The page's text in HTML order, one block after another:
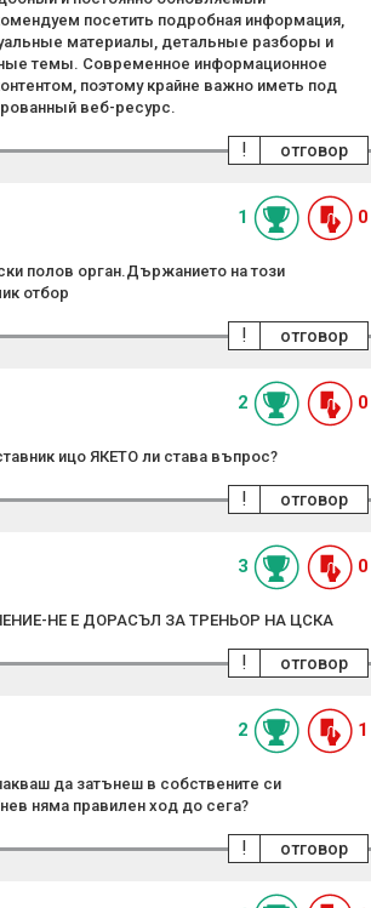
посетить подробная информация,
материалы, детальные разборы и
темы. Современное информационное
поэтому крайне важно иметь под
веб-ресурс.
отговор
!
1 0
полов орган.Държанието на този
отбор
отговор
!
2 0
ицо ЯКЕТО ли става въпрос?
отговор
!
3 0
НЕ Е ДОРАСЪЛ ЗА ТРЕНЬОР НА ЦСКА
отговор
!
2 1
да затънеш в собствените си
няма правилен ход до сега?
отговор
!